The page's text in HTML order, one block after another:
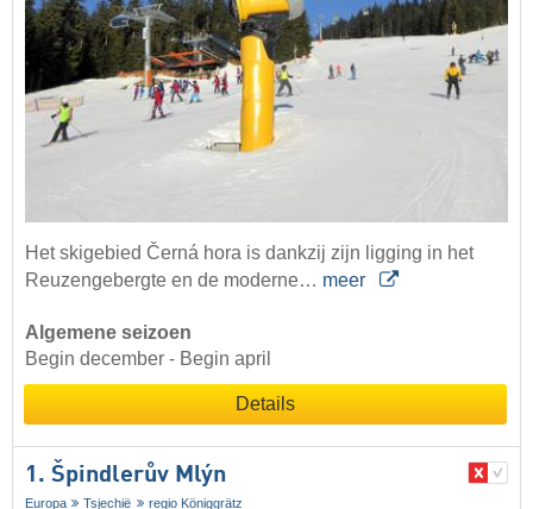
Het skigebied Černá hora is dankzij zijn ligging in het
Reuzengebergte en de moderne… meer
Algemene seizoen
Begin december - Begin april
Details
1. Špindlerův Mlýn
Europa Tsjechië regio Königgrätz